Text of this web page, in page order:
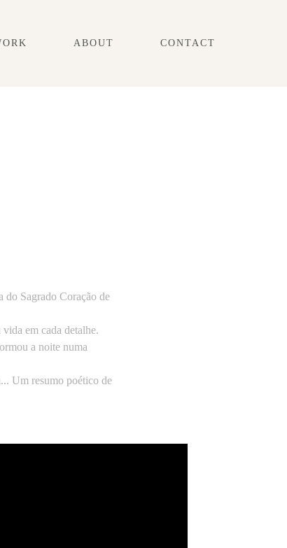
ABOUT CONTACT
do Sagrado Coração de
em cada detalhe.
a noite numa
Um resumo poético de